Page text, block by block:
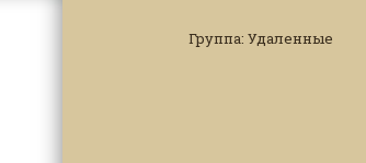
Группа: Удаленные